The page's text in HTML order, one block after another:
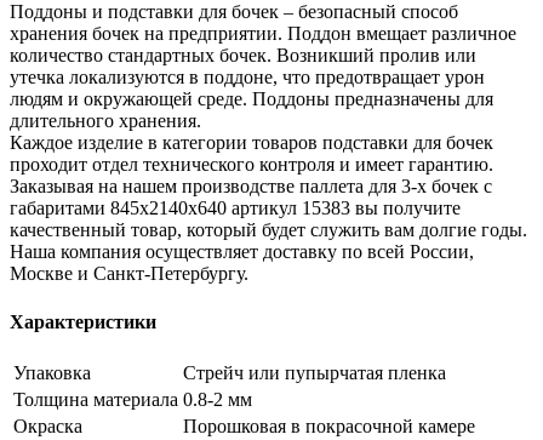
Поддоны и подставки для бочек – безопасный способ
хранения бочек на предприятии. Поддон вмещает различное
количество стандартных бочек. Возникший пролив или
утечка локализуются в поддоне, что предотвращает урон
людям и окружающей среде. Поддоны предназначены для
длительного хранения.
Каждое изделие в категории товаров подставки для бочек
проходит отдел технического контроля и имеет гарантию.
Заказывая на нашем производстве паллета для 3-х бочек с
габаритами 845x2140x640 артикул 15383 вы получите
качественный товар, который будет служить вам долгие годы.
Наша компания осуществляет доставку по всей России,
Москве и Санкт-Петербургу.
Характеристики
Упаковка
Стрейч или пупырчатая пленка
Толщина материала 0.8-2 мм
Окраска
Порошковая в покрасочной камере